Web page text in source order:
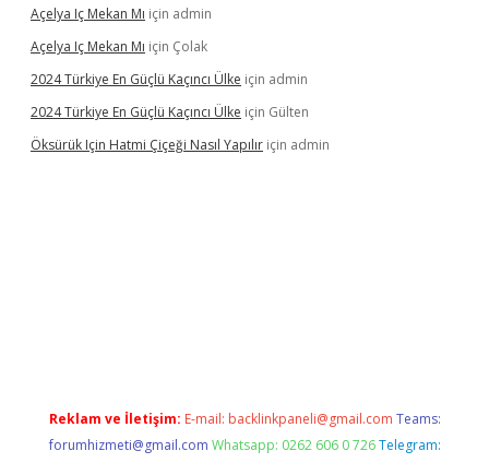
Açelya Iç Mekan Mı için admin
Açelya Iç Mekan Mı için Çolak
2024 Türkiye En Güçlü Kaçıncı Ülke için admin
2024 Türkiye En Güçlü Kaçıncı Ülke için Gülten
Öksürük Için Hatmi Çiçeği Nasıl Yapılır için admin
Reklam ve İletişim: E-mail: backlinkpaneli@gmail.com Teams:
forumhizmeti@gmail.com Whatsapp: 0262 606 0 726 Telegram: